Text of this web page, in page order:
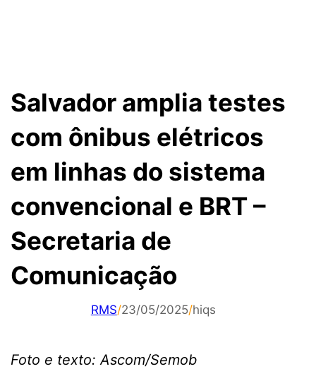
Salvador amplia testes
com ônibus elétricos
em linhas do sistema
convencional e BRT –
Secretaria de
Comunicação
RMS/23/05/2025/hiqs
Foto e texto: Ascom/Semob